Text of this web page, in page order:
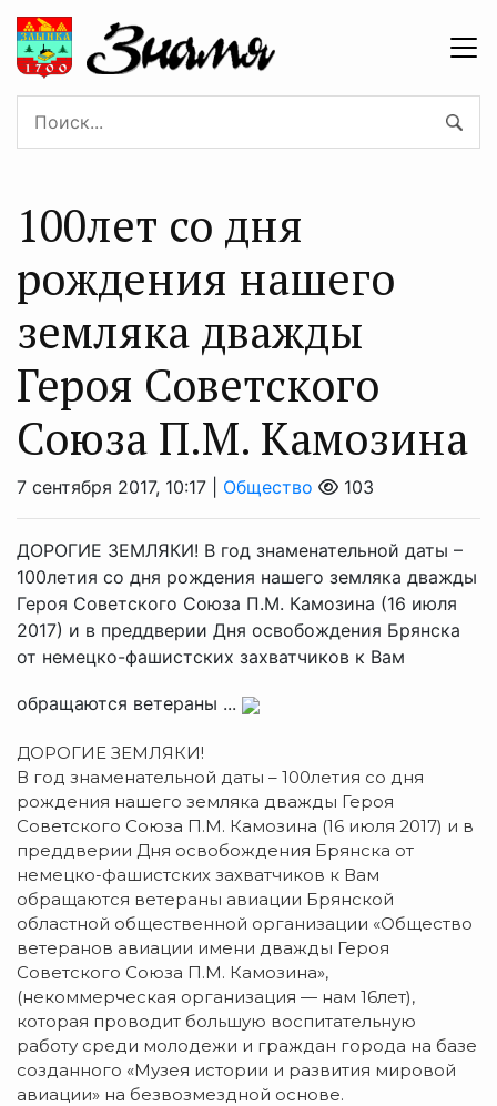
100лет со дня
рождения нашего
земляка дважды
Героя Советского
Союза П.М. Камозина
7 сентября 2017, 10:17 | Общество 103
ДОРОГИЕ ЗЕМЛЯКИ! В год знаменательной даты –
100летия со дня рождения нашего земляка дважды
Героя Советского Союза П.М. Камозина (16 июля
2017) и в преддверии Дня освобождения Брянска
от немецко-фашистских захватчиков к Вам
обращаются ветераны ...
ДОРОГИЕ ЗЕМЛЯКИ!
В год знаменательной даты – 100летия со дня
рождения нашего земляка дважды Героя
Советского Союза П.М. Камозина (16 июля 2017) и в
преддверии Дня освобождения Брянска от
немецко-фашистских захватчиков к Вам
обращаются ветераны авиации Брянской
областной общественной организации «Общество
ветеранов авиации имени дважды Героя
Советского Союза П.М. Камозина»,
(некоммерческая организация — нам 16лет),
которая проводит большую воспитательную
работу среди молодежи и граждан города на базе
созданного «Музея истории и развития мировой
авиации» на безвозмездной основе.